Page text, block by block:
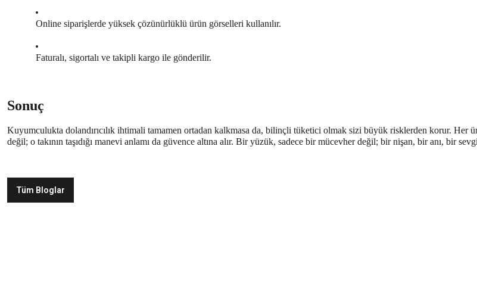
Online siparişlerde yüksek çözünürlüklü ürün görselleri kullanılır.
Faturalı, sigortalı ve takipli kargo ile gönderilir.
Sonuç
Kuyumculukta dolandırıcılık ihtimali tamamen ortadan kalkmasa da, bilinçli tüketici olmak sizi büyük risklerden korur. Her
değil; o takının taşıdığı manevi anlamı da güvence altına alır. Bir yüzük, sadece bir mücevher değil; bir nişan, bir anı, bir
Tüm Bloglar